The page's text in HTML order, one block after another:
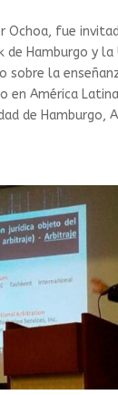
Ochoa, fue
de Hamburgo y la
sobre la
en América
de Hamburgo,